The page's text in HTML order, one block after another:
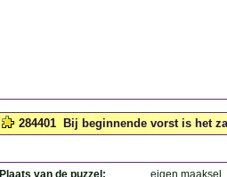
284401 Bij beginnende vorst is het
Plaats van de puzzel:
eigen maaksel